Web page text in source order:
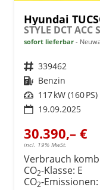
Hyundai
STYLE DCT ACC
sofort lieferbar
Fahrzeugnr. 339462
Kraftstoff Benzin
Leistung 117 kW (160 PS)
19.09.2025
30.390,– €
incl. 19% MwSt.
Verbrauch
CO2-Klasse: E
CO2-Emissionen: